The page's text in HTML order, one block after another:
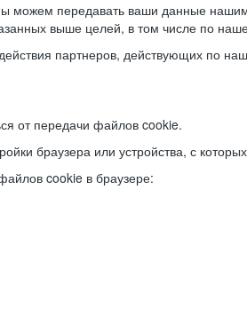
можем передавать ваши данные
выше целей, в том числе по
партнеров, действующих по
от передачи файлов cookie.
браузера или устройства, с
cookie в браузере: